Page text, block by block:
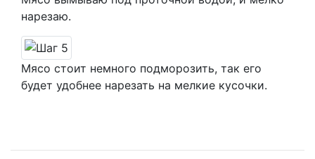
нарезаю.
Мясо стоит немного подморозить, так его
будет удобнее нарезать на мелкие кусочки.